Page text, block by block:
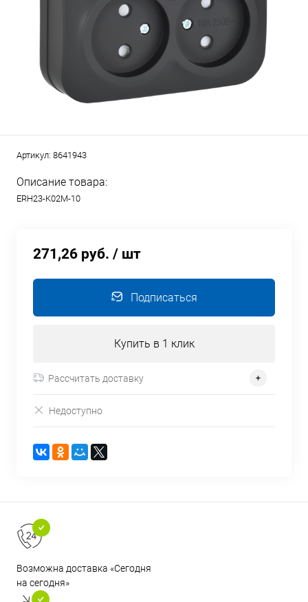
Артикул: 8641943
Описание товара:
ERH23-K02M-10
271,26 руб. / шт
Подписаться
Купить в 1 клик
Рассчитать доставку
Недоступно
Возможна доставка «Сегодня
на сегодня»